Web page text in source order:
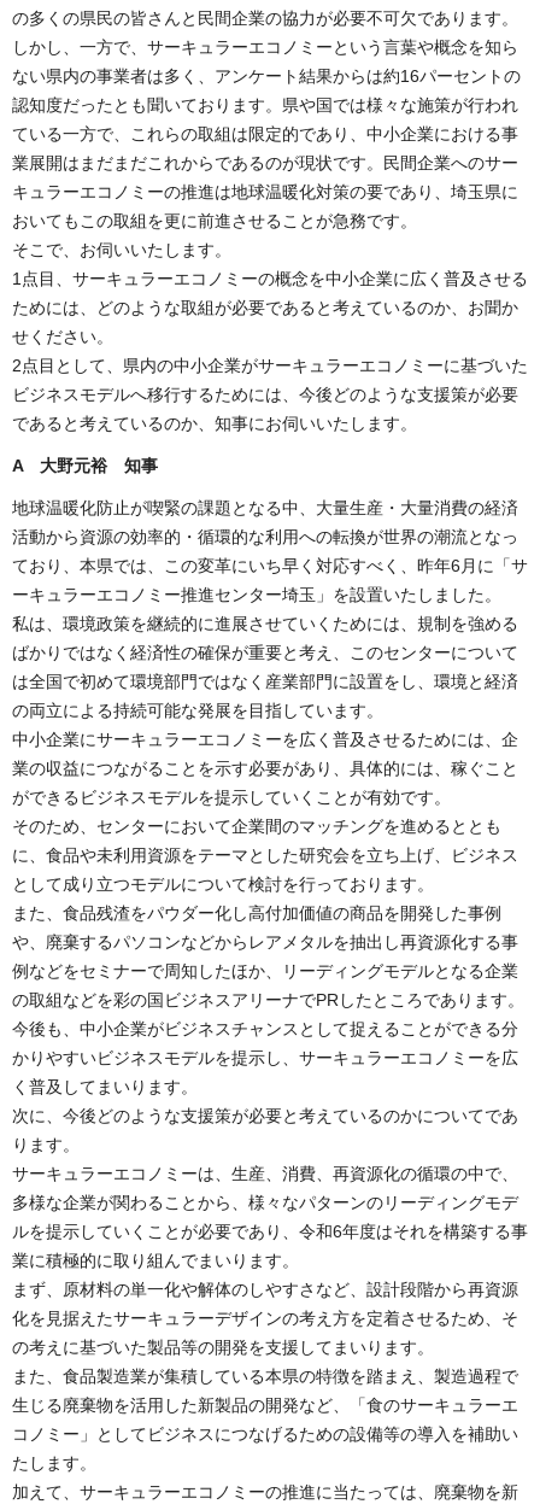
の多くの県民の皆さんと民間企業の協力が必要不可欠であります。
しかし、一方で、サーキュラーエコノミーという言葉や概念を知ら
ない県内の事業者は多く、アンケート結果からは約16パーセントの
認知度だったとも聞いております。県や国では様々な施策が行われ
ている一方で、これらの取組は限定的であり、中小企業における事
業展開はまだまだこれからであるのが現状です。民間企業へのサー
キュラーエコノミーの推進は地球温暖化対策の要であり、埼玉県に
おいてもこの取組を更に前進させることが急務です。
そこで、お伺いいたします。
1点目、サーキュラーエコノミーの概念を中小企業に広く普及させる
ためには、どのような取組が必要であると考えているのか、お聞か
せください。
2点目として、県内の中小企業がサーキュラーエコノミーに基づいた
ビジネスモデルへ移行するためには、今後どのような支援策が必要
であると考えているのか、知事にお伺いいたします。
A 大野元裕 知事
地球温暖化防止が喫緊の課題となる中、大量生産・大量消費の経済
活動から資源の効率的・循環的な利用への転換が世界の潮流となっ
ており、本県では、この変革にいち早く対応すべく、昨年6月に「サ
ーキュラーエコノミー推進センター埼玉」を設置いたしました。
私は、環境政策を継続的に進展させていくためには、規制を強める
ばかりではなく経済性の確保が重要と考え、このセンターについて
は全国で初めて環境部門ではなく産業部門に設置をし、環境と経済
の両立による持続可能な発展を目指しています。
中小企業にサーキュラーエコノミーを広く普及させるためには、企
業の収益につながることを示す必要があり、具体的には、稼ぐこと
ができるビジネスモデルを提示していくことが有効です。
そのため、センターにおいて企業間のマッチングを進めるととも
に、食品や未利用資源をテーマとした研究会を立ち上げ、ビジネス
として成り立つモデルについて検討を行っております。
また、食品残渣をパウダー化し高付加価値の商品を開発した事例
や、廃棄するパソコンなどからレアメタルを抽出し再資源化する事
例などをセミナーで周知したほか、リーディングモデルとなる企業
の取組などを彩の国ビジネスアリーナでPRしたところであります。
今後も、中小企業がビジネスチャンスとして捉えることができる分
かりやすいビジネスモデルを提示し、サーキュラーエコノミーを広
く普及してまいります。
次に、今後どのような支援策が必要と考えているのかについてであ
ります。
サーキュラーエコノミーは、生産、消費、再資源化の循環の中で、
多様な企業が関わることから、様々なパターンのリーディングモデ
ルを提示していくことが必要であり、令和6年度はそれを構築する事
業に積極的に取り組んでまいります。
まず、原材料の単一化や解体のしやすさなど、設計段階から再資源
化を見据えたサーキュラーデザインの考え方を定着させるため、そ
の考えに基づいた製品等の開発を支援してまいります。
また、食品製造業が集積している本県の特徴を踏まえ、製造過程で
生じる廃棄物を活用した新製品の開発など、「食のサーキュラーエ
コノミー」としてビジネスにつなげるための設備等の導入を補助い
たします。
加えて、サーキュラーエコノミーの推進に当たっては、廃棄物を新